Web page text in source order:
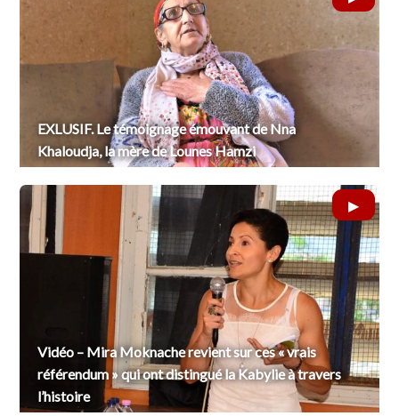
EXLUSIF. Le témoignage émouvant de Nna
Khaloudja, la mère de Lounes Hamzi
Vidéo – Mira Moknache revient sur ces « vrais
référendum » qui ont distingué la Kabylie à travers
l’histoire